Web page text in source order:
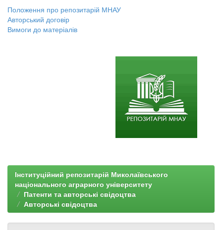
Положення про репозитарій МНАУ
Авторський договір
Вимоги до матеріалів
Інституційний репозитарій Миколаївського
національного аграрного університету
Патенти та авторські свідоцтва
Авторські свідоцтва